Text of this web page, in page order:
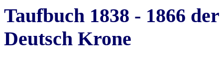
Taufbuch 1838 - 1866
Deutsch Krone